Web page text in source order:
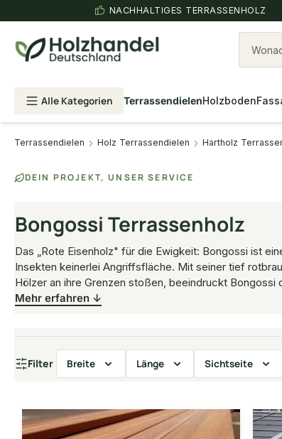
NACHHALTIGES TERRASSENHOLZ
Alle Kategorien TerrassendielenHolzboden
Terrassendielen Holz Terrassendielen Hartholz
DEIN PROJEKT, UNSER SERVICE
Bongossi Terrassenholz
Das „Rote Eisenholz" für die Ewigkeit: Bongossi ist
Insekten keinerlei Angriffsfläche. Mit seiner tief
Hölzer an ihre Grenzen stoßen, beeindruckt
Mehr erfahren ↓
Filter Breite Länge Sichtseite